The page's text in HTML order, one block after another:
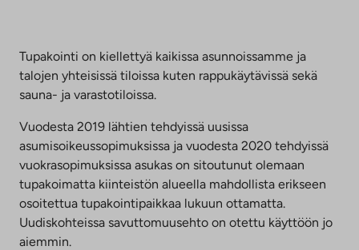
Tupakointi on kiellettyä kaikissa asunnoissamme ja
talojen yhteisissä tiloissa kuten rappukäytävissä sekä
sauna- ja varastotiloissa.
Vuodesta 2019 lähtien tehdyissä uusissa
asumisoikeussopimuksissa ja vuodesta 2020 tehdyissä
vuokrasopimuksissa asukas on sitoutunut olemaan
tupakoimatta kiinteistön alueella mahdollista erikseen
osoitettua tupakointipaikkaa lukuun ottamatta.
Uudiskohteissa savuttomuusehto on otettu käyttöön jo
aiemmin.